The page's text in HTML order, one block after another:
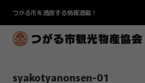
つがる市を満喫する情報満載！
syakotyanonsen-01